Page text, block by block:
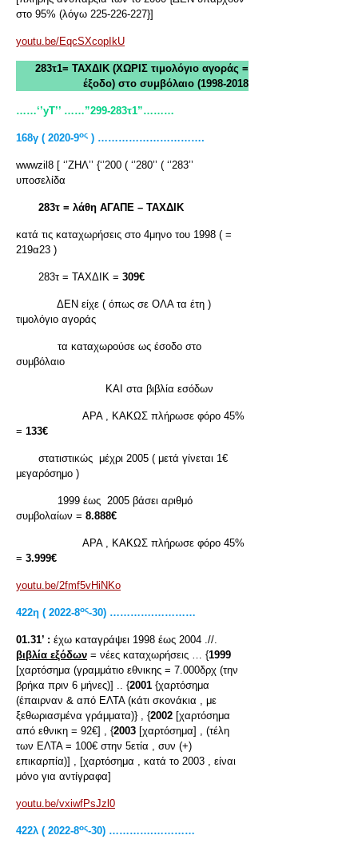
στο 95% (λόγω 225-226-227}]
youtu.be/EqcSXcopIkU
283τ1= ΤΑΧΔΙΚ (ΧΩΡΙΣ τιμολόγιο αγοράς =
έξοδο) στο συμβόλαιο (1998-2018
……‘’yT’’ ……”299-283τ1”………
168γ ( 2020-9ος ) ………………………….
wwwzil8 [ ‘’ΖΗΛ’’ {‘’200 ( ‘’280’’ ( ‘’283’’
υποσελίδα
283τ = λάθη ΑΓΑΠΕ – ΤΑΧΔΙΚ
κατά τις καταχωρήσεις στο 4μηνο του 1998 ( =
219α23 )
283τ = ΤΑΧΔΙΚ = 309€
ΔΕΝ είχε ( όπως σε ΟΛΑ τα έτη )
τιμολόγιο αγοράς
τα καταχωρούσε ως έσοδο στο
συμβόλαιο
ΚΑΙ στα βιβλία εσόδων
ΑΡΑ , ΚΑΚΩΣ πλήρωσε φόρο 45%
= 133€
στατιστικώς μέχρι 2005 ( μετά γίνεται 1€
μεγαρόσημο )
1999 έως 2005 βάσει αριθμό
συμβολαίων = 8.888€
ΑΡΑ , ΚΑΚΩΣ πλήρωσε φόρο 45%
= 3.999€
youtu.be/2fmf5vHiNKo
422η ( 2022-8ος-30) ………….…………
01.31’ : έχω καταγράψει 1998 έως 2004 .//.
βιβλία εξόδων = νέες καταχωρήσεις … {1999
[χαρτόσημα (γραμμάτιο εθνικης = 7.000δρχ (την
βρήκα πριν 6 μήνες)] .. {2001 {χαρτόσημα
(έπαιρναν & από ΕΛΤΑ (κάτι σκονάκια , με
ξεθωριασμένα γράμματα)} , {2002 [χαρτόσημα
από εθνικη = 92€] , {2003 [χαρτόσημα] , (τέλη
των ΕΛΤΑ = 100€ στην 5ετία , συν (+)
επικαρπία)] , [χαρτόσημα , κατά το 2003 , είναι
μόνο για αντίγραφα]
youtu.be/vxiwfPsJzl0
422λ ( 2022-8ος-30) ………….…………